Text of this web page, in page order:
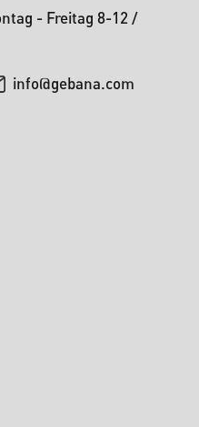
- Freitag 8-12 /
info@gebana.com